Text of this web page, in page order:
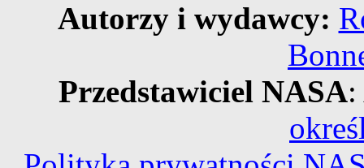
Autorzy i wydawcy:
Przedstawiciel NASA: